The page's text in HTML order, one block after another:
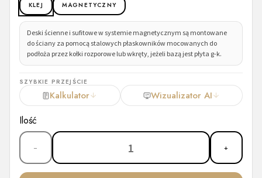
KLEJ MAGNETYCZNY
Deski ścienne i sufitowe w systemie magnetycznym są montowane
do ściany za pomocą stalowych płaskowników mocowanych do
podłoża przez kołki rozporowe lub wkręty, jeżeli bazą jest płyta g-k.
SZYBKIE PRZEJŚCIE
Kalkulator Wizualizator AI
Ilość
− 1 +